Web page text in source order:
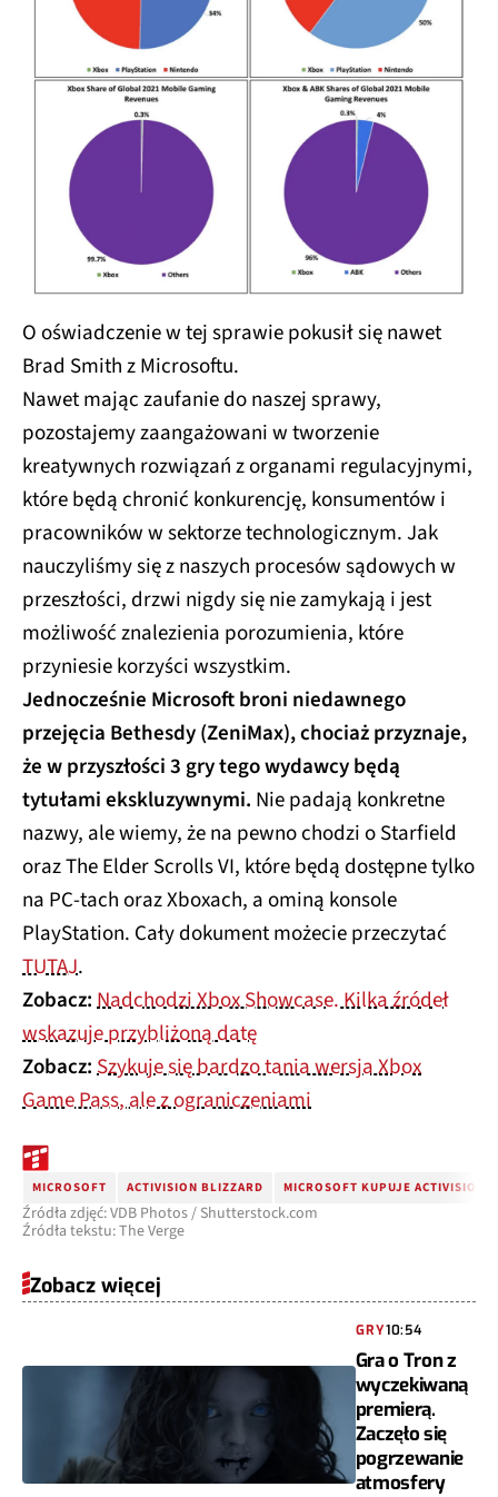
O oświadczenie w tej sprawie pokusił się nawet
Brad Smith z Microsoftu.
Nawet mając zaufanie do naszej sprawy,
pozostajemy zaangażowani w tworzenie
kreatywnych rozwiązań z organami regulacyjnymi,
które będą chronić konkurencję, konsumentów i
pracowników w sektorze technologicznym. Jak
nauczyliśmy się z naszych procesów sądowych w
przeszłości, drzwi nigdy się nie zamykają i jest
możliwość znalezienia porozumienia, które
przyniesie korzyści wszystkim.
Jednocześnie Microsoft broni niedawnego
przejęcia Bethesdy (ZeniMax), chociaż przyznaje,
że w przyszłości 3 gry tego wydawcy będą
tytułami ekskluzywnymi. Nie padają konkretne
nazwy, ale wiemy, że na pewno chodzi o Starfield
oraz The Elder Scrolls VI, które będą dostępne tylko
na PC-tach oraz Xboxach, a ominą konsole
PlayStation. Cały dokument możecie przeczytać
TUTAJ.
Zobacz:Nadchodzi Xbox Showcase. Kilka źródeł
wskazuje przybliżoną datę
Zobacz:Szykuje się bardzo tania wersja Xbox
Game Pass, ale z ograniczeniami
MICROSOFT ACTIVISION BLIZZARD MICROSOFT KUPUJE ACTIVISION
Źródła zdjęć: VDB Photos / Shutterstock.com
Źródła tekstu: The Verge
Zobacz więcej
GRY10:54
Gra o Tron z
wyczekiwaną
premierą.
Zaczęło się
pogrzewanie
atmosfery